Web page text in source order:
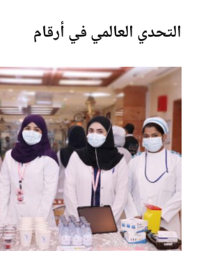
التحدي العالمي في أرقام